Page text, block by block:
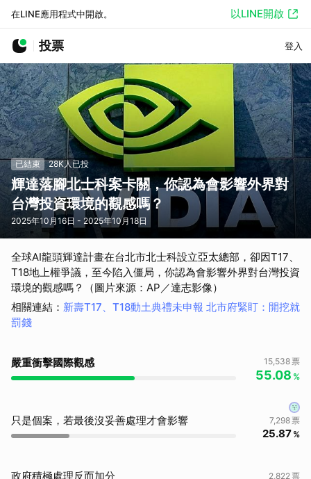
在LINE應用程式中開啟。 以LINE開啟
投票 登入
已結束 28K人已投
輝達落腳北士科案卡關，你認為會影響外界對
台灣投資環境的觀感嗎？
2025年10月16日 - 2025年10月18日
全球AI龍頭輝達計畫在台北市北士科設立亞太總部，卻因T17、
T18地上權爭議，至今陷入僵局，你認為會影響外界對台灣投資
環境的觀感嗎？（圖片來源：AP／達志影像）
相關連結 ： 新壽T17、T18動土典禮未申報 北市府緊盯：開挖就
罰錢
嚴重衝擊國際觀感 15,538 票
55.08 %
只是個案，若最後沒妥善處理才會影響
7,298 票
25.87 %
政府積極處理反而加分 2,822 票